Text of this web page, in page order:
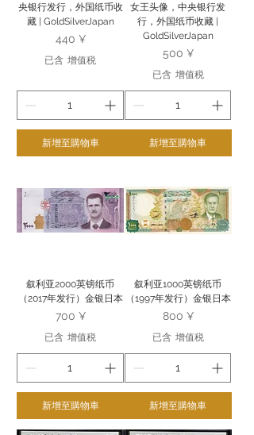
央银行发行，外国纸币收
藏 | GoldSilverJapan
價格
440 ¥
已含 增值税
新增至購物車
女王头像，中央银行发
行，外国纸币收藏 |
GoldSilverJapan
價格
500 ¥
已含 增值税
新增至購物車
叙利亚2000英镑纸币
（2017年发行）金银日本
價格
700 ¥
已含 增值税
新增至購物車
叙利亚1000英镑纸币
（1997年发行）金银日本
價格
800 ¥
已含 增值税
新增至購物車